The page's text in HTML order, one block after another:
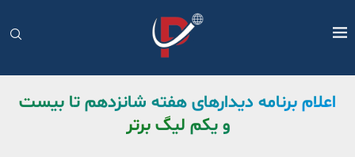
اعلام برنامه دیدارهای هفته شانزدهم تا بیست
و یکم لیگ برتر